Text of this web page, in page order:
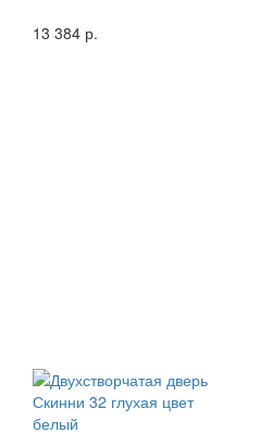
13 384 р.